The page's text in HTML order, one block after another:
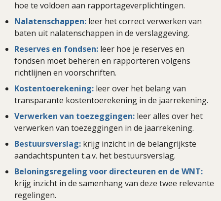
hoe te voldoen aan rapportageverplichtingen.
Nalatenschappen: leer het correct verwerken van
baten uit nalatenschappen in de verslaggeving.
Reserves en fondsen: leer hoe je reserves en
fondsen moet beheren en rapporteren volgens
richtlijnen en voorschriften.
Kostentoerekening: leer over het belang van
transparante kostentoerekening in de jaarrekening.
Verwerken van toezeggingen: leer alles over het
verwerken van toezeggingen in de jaarrekening.
Bestuursverslag: krijg inzicht in de belangrijkste
aandachtspunten t.a.v. het bestuursverslag.
Beloningsregeling voor directeuren en de WNT:
krijg inzicht in de samenhang van deze twee relevante
regelingen.